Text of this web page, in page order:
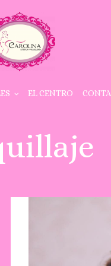
EL CENTRO